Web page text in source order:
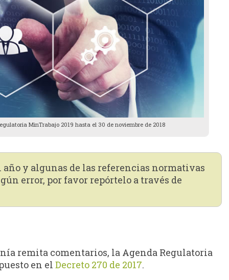
MinTrabajo 2019 hasta el 30 de noviembre de 2018
y algunas de las referencias normativas
error, por favor repórtelo a través de
remita comentarios, la Agenda Regulatoria
en el Decreto 270 de 2017.